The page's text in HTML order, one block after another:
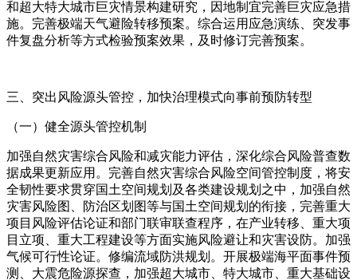
和超大特大城市巨灾情景构建研究，因地制宜完善巨灾应急措
施。完善极端天气避险转移预案。综合运用应急演练、突发事
件复盘分析等方式检验预案效果，及时修订完善预案。
三、突出风险源头管控，加快治理模式向事前预防转型
（一）健全源头管控机制
加强自然灾害综合风险和减灾能力评估，深化综合风险普查数
据成果更新应用。完善自然灾害综合风险空间管控制度，将安
全韧性要求贯穿国土空间规划及各类建设规划之中，加强自然
灾害风险图、防治区划图等与国土空间规划的衔接，完善重大
项目风险评估论证和部门联审联查程序，在产业转移、重大项
目立项、重大工程建设等方面实施风险避让和灾害设防。加强
气候可行性论证。修编流域防洪规划。开展极端海平面事件预
测、大震危险源探查，加强超大城市、特大城市、重大基础设